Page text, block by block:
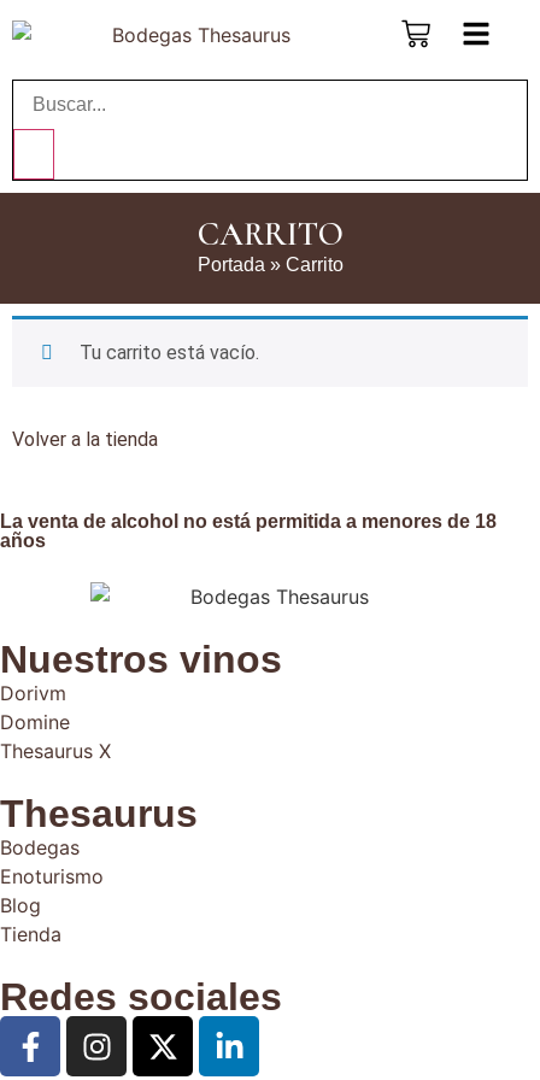
CARRITO
Portada » Carrito
Tu carrito está vacío.
Volver a la tienda
La venta de alcohol no está permitida a menores de 18
años
Nuestros vinos
Dorivm
Domine
Thesaurus X
Thesaurus
Bodegas
Enoturismo
Blog
Tienda
Redes sociales